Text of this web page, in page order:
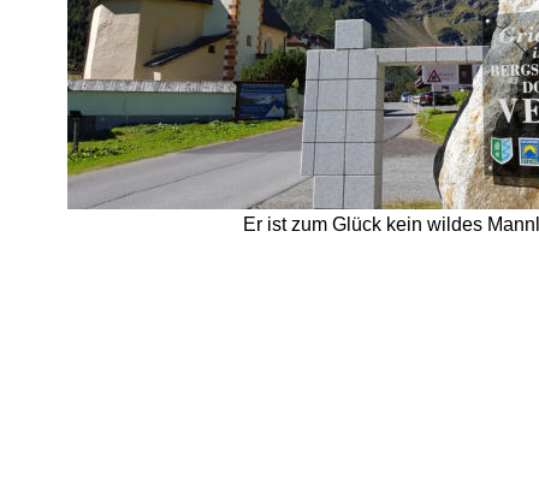
Er ist zum Glück kein wildes